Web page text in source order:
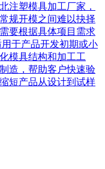
注塑模具加工厂家，
规开模之间难以抉择
要根据具体项目需求
于产品开发初期或小
模具结构和加工工
造，帮助客户快速验
短产品从设计到试样